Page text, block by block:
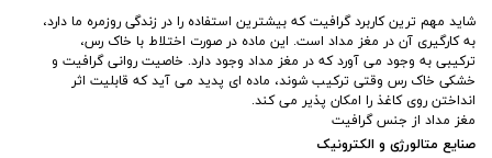
شاید مهم ترین کاربرد گرافیت که بیشترین استفاده را در زندگی روزمره ما دارد،
به کارگیری آن در مغز مداد است. این ماده در صورت اختلاط با خاک رس،
ترکیبی به وجود می آورد که در مغز مداد‌ وجود دارد. خاصیت روانی گرافیت و
خشکی خاک رس وقتی ترکیب شوند، ماده ‌ای پدید می‌ آید که قابلیت اثر
انداختن روی کاغذ را امکان پذیر می ‌کند.
مغز مداد از جنس گرافیت
صنایع متالورژی و الکترونیک